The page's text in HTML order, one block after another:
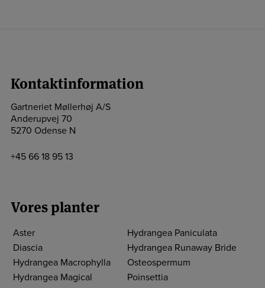
Kontaktinformation
Gartneriet Møllerhøj A/S
Anderupvej 70
5270 Odense N
+45 66 18 95 13
Vores planter
Aster
Diascia
Hydrangea Macrophylla
Hydrangea Magical
Hydrangea Paniculata
Hydrangea Runaway Bride
Osteospermum
Poinsettia